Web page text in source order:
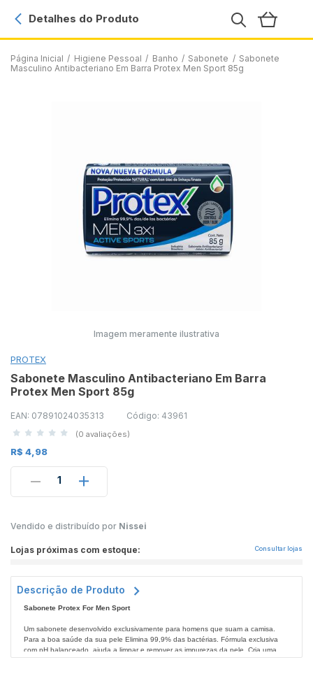
Página Inicial / Higiene Pessoal / Banho / Sabonete / Sabonete
Masculino Antibacteriano Em Barra Protex Men Sport 85g
Detalhes do Produto
Imagem meramente ilustrativa
PROTEX
Sabonete Masculino Antibacteriano Em Barra
Protex Men Sport 85g
EAN: 07891024035313 Código: 43961
(0 avaliações)
R$ 4,98
1
Vendido e distribuído por Nissei
Lojas próximas com estoque: Consultar lojas
Descrição de Produto
Sabonete Protex For Men Sport
Um sabonete desenvolvido exclusivamente para homens que suam a camisa.
Para a boa saúde da sua pele Elimina 99,9% das bactérias. Fórmula exclusiva
com pH balanceado, ajuda a limpar e remover as impurezas da pele. Cria uma
barreira de proteção que ajuda a prevenir a proliferação de bactérias. Não deixe